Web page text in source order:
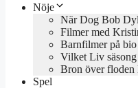
Nöje
När Dog Bob
Filmer med
Barnfilmer på
Vilket Liv
Bron över
Spel